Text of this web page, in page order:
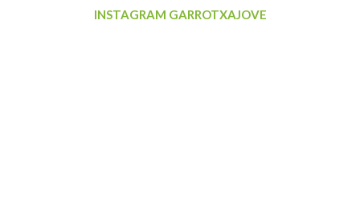
INSTAGRAM GARROTXAJOVE